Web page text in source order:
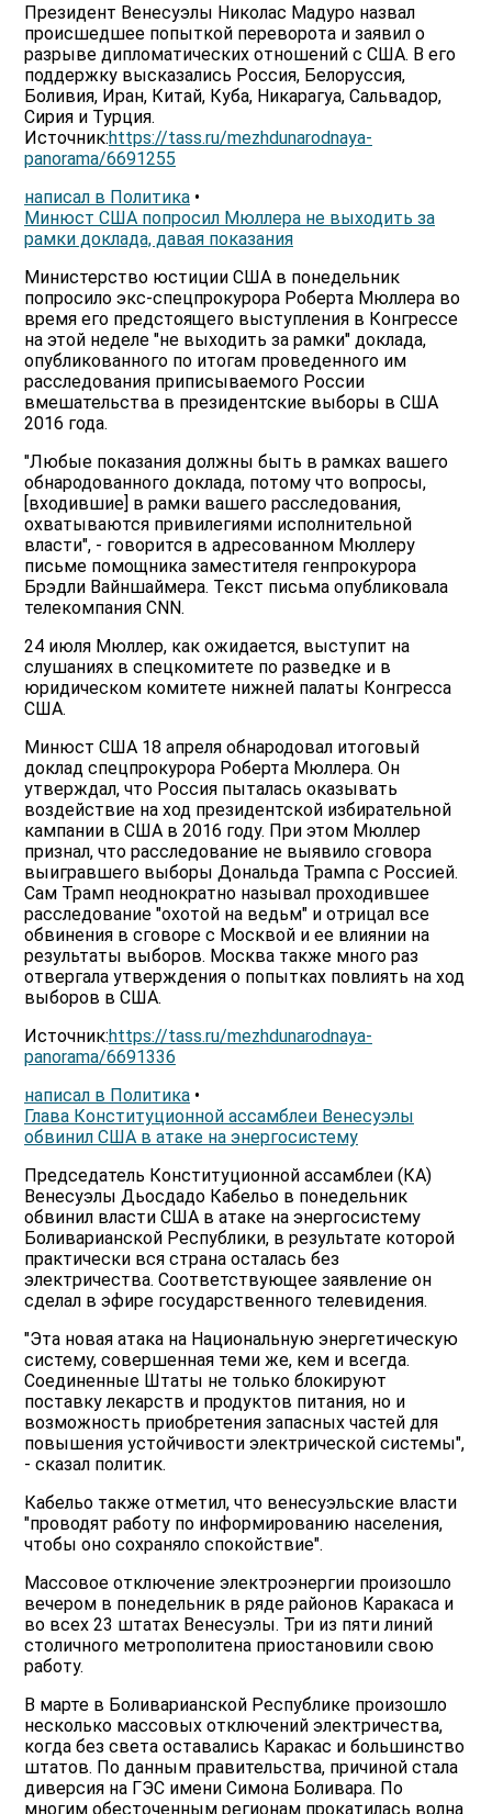
Президент Венесуэлы Николас Мадуро назвал
происшедшее попыткой переворота и заявил о
разрыве дипломатических отношений с США. В его
поддержку высказались Россия, Белоруссия,
Боливия, Иран, Китай, Куба, Никарагуа, Сальвадор,
Сирия и Турция.
Источник:https://tass.ru/mezhdunarodnaya-
panorama/6691255
написал в Политика •
Минюст США попросил Мюллера не выходить за
рамки доклада, давая показания
Министерство юстиции США в понедельник
попросило экс-спецпрокурора Роберта Мюллера во
время его предстоящего выступления в Конгрессе
на этой неделе "не выходить за рамки" доклада,
опубликованного по итогам проведенного им
расследования приписываемого России
вмешательства в президентские выборы в США
2016 года.
"Любые показания должны быть в рамках вашего
обнародованного доклада, потому что вопросы,
[входившие] в рамки вашего расследования,
охватываются привилегиями исполнительной
власти", - говорится в адресованном Мюллеру
письме помощника заместителя генпрокурора
Брэдли Вайншаймера. Текст письма опубликовала
телекомпания CNN.
24 июля Мюллер, как ожидается, выступит на
слушаниях в спецкомитете по разведке и в
юридическом комитете нижней палаты Конгресса
США.
Минюст США 18 апреля обнародовал итоговый
доклад спецпрокурора Роберта Мюллера. Он
утверждал, что Россия пыталась оказывать
воздействие на ход президентской избирательной
кампании в США в 2016 году. При этом Мюллер
признал, что расследование не выявило сговора
выигравшего выборы Дональда Трампа с Россией.
Сам Трамп неоднократно называл проходившее
расследование "охотой на ведьм" и отрицал все
обвинения в сговоре с Москвой и ее влиянии на
результаты выборов. Москва также много раз
отвергала утверждения о попытках повлиять на ход
выборов в США.
Источник:https://tass.ru/mezhdunarodnaya-
panorama/6691336
написал в Политика •
Глава Конституционной ассамблеи Венесуэлы
обвинил США в атаке на энергосистему
Председатель Конституционной ассамблеи (КА)
Венесуэлы Дьосдадо Кабельо в понедельник
обвинил власти США в атаке на энергосистему
Боливарианской Республики, в результате которой
практически вся страна осталась без
электричества. Соответствующее заявление он
сделал в эфире государственного телевидения.
"Эта новая атака на Национальную энергетическую
систему, совершенная теми же, кем и всегда.
Соединенные Штаты не только блокируют
поставку лекарств и продуктов питания, но и
возможность приобретения запасных частей для
повышения устойчивости электрической системы",
- сказал политик.
Кабельо также отметил, что венесуэльские власти
"проводят работу по информированию населения,
чтобы оно сохраняло спокойствие".
Массовое отключение электроэнергии произошло
вечером в понедельник в ряде районов Каракаса и
во всех 23 штатах Венесуэлы. Три из пяти линий
столичного метрополитена приостановили свою
работу.
В марте в Боливарианской Республике произошло
несколько массовых отключений электричества,
когда без света оставались Каракас и большинство
штатов. По данным правительства, причиной стала
диверсия на ГЭС имени Симона Боливара. По
многим обесточенным регионам прокатилась волна